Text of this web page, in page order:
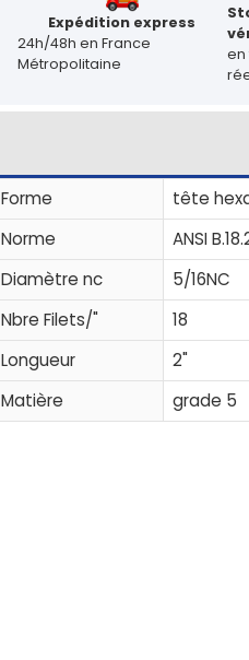
Expédition express
24h/48h en France
Métropolitaine
en
Forme
tête
Norme
ANSI
Diamètre nc
5/16NC
Nbre Filets/"
18
Longueur
2"
Matière
grade 5